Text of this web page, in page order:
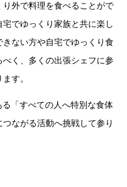
外で料理を食べることがで
でゆっくり家族と共に楽し
ない方や自宅でゆっくり食
く、多くの出張シェフに参
す。
「すべての人へ特別な食体
ながる活動へ挑戦して参り